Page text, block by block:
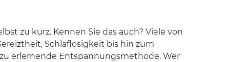
zu kurz. Kennen Sie das auch? Viele von
Schlaflosigkeit bis hin zum
erlernende Entspannungsmethode. Wer